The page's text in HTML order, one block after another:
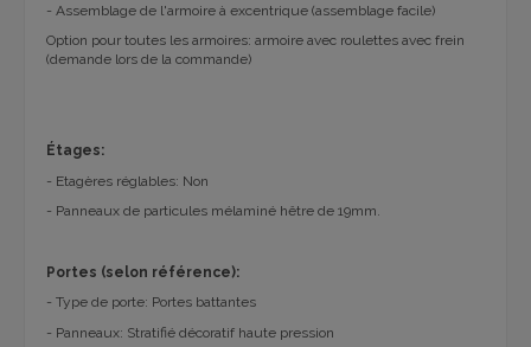
- Assemblage de l'armoire à excentrique (assemblage facile)
Option pour toutes les armoires: armoire avec roulettes avec frein
(demande lors de la commande)
Étages:
- Etagères réglables: Non
- Panneaux de particules mélaminé hêtre de 19mm.
Portes (selon référence):
- Type de porte: Portes battantes
- Panneaux: Stratifié décoratif haute pression